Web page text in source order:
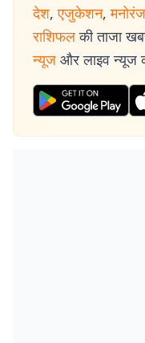
देश, एजुकेशन,
राशिफल की ताजा
न्यूज और लाइव न्यूज